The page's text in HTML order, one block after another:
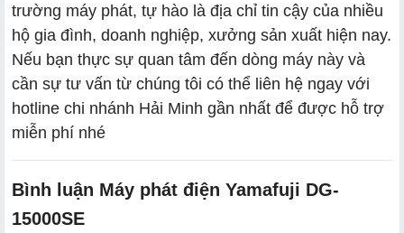
trường máy phát, tự hào là địa chỉ tin cậy của nhiều
hộ gia đình, doanh nghiệp, xưởng sản xuất hiện nay.
Nếu bạn thực sự quan tâm đến dòng máy này và
cần sự tư vấn từ chúng tôi có thể liên hệ ngay với
hotline chi nhánh Hải Minh gần nhất để được hỗ trợ
miễn phí nhé
Bình luận Máy phát điện Yamafuji DG-
15000SE